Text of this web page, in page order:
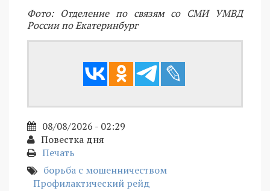
Фото: Отделение по связям со СМИ УМВД
России по Екатеринбург
08/08/2026 - 02:29
Повестка дня
Печать
борьба с мошенничеством
Профилактический рейд